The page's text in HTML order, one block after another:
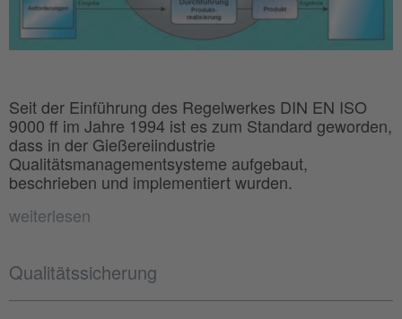
Seit der Einführung des Regelwerkes DIN EN ISO
9000 ff im Jahre 1994 ist es zum Standard geworden,
dass in der Gießereiindustrie
Qualitätsmanagementsysteme aufgebaut,
beschrieben und implementiert wurden.
weiterlesen
Qualitätssicherung